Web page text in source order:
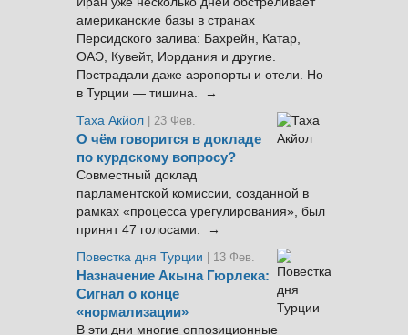
американские базы в странах
Персидского залива: Бахрейн, Катар,
ОАЭ, Кувейт, Иордания и другие.
Пострадали даже аэропорты и отели. Но
в Турции — тишина. →
Таха Акйол | 23 Фев.
О чём говорится в докладе
по курдскому вопросу?
Совместный доклад
парламентской комиссии, созданной в
рамках «процесса урегулирования», был
принят 47 голосами. →
Повестка дня Турции
| 13 Фев.
Назначение Акына Гюрлека:
Сигнал о конце
«нормализации»
В эти дни многие оппозиционные